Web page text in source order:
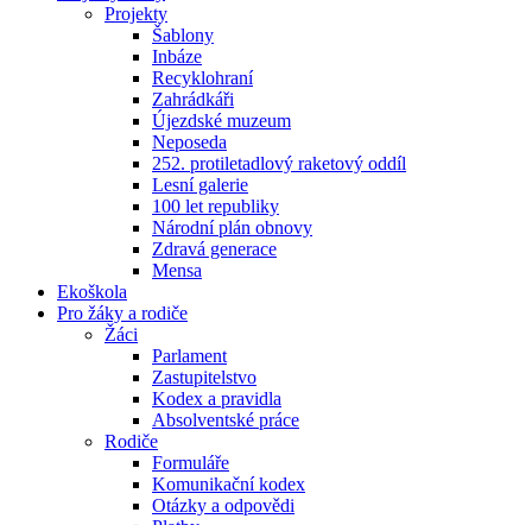
Projekty
Šablony
Inbáze
Recyklohraní
Zahrádkáři
Újezdské muzeum
Neposeda
252. protiletadlový raketový oddíl
Lesní galerie
100 let republiky
Národní plán obnovy
Zdravá generace
Mensa
Ekoškola
Pro žáky a rodiče
Žáci
Parlament
Zastupitelstvo
Kodex a pravidla
Absolventské práce
Rodiče
Formuláře
Komunikační kodex
Otázky a odpovědi